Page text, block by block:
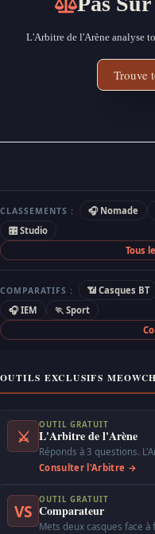
L'Arbitre de l'Arène analyse
Trouve
CLASSEMENTS : 🎧 Nomade
🎛 Studio
Tous
COMPARATIFS : 📶 Casques BT
🎧 IEM
🏃 Sport
OUTILS EXCLUSIFS
⚔
OUTIL GRATUIT
L'Arbitre de l'Arène
Réponds à 3 questions.
Consulter l'Arbitre →
VS
OUTIL GRATUIT
Comparateur
Mets deux casques face